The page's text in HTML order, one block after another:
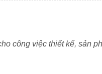
công việc thiết kế, sản